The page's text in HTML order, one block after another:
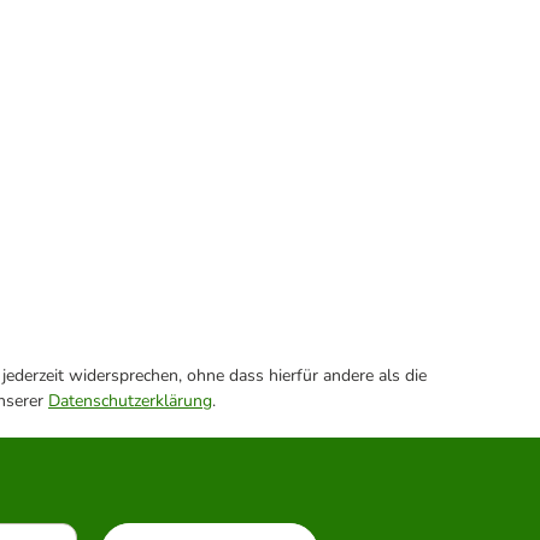
widersprechen, ohne dass hierfür andere als die
Datenschutzerklärung.